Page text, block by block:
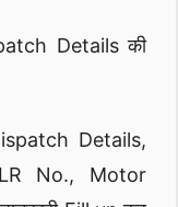
Details की
Details,
No., Motor